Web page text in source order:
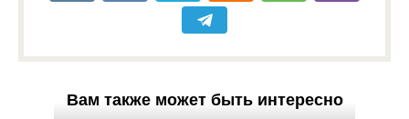
Вам также может быть интересно